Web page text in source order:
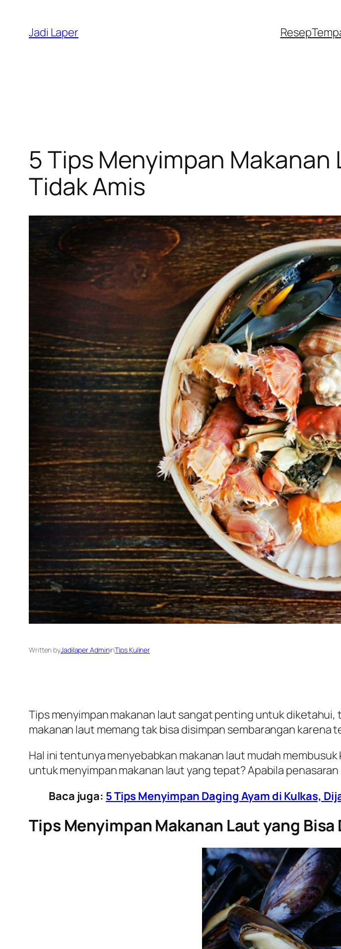
content
Jadi Laper Resep
5 Tips Menyimpan Makanan
Tidak Amis
Written byJadilaper AdmininTips Kuliner
Tips menyimpan makanan laut sangat penting untuk
makanan laut memang tak bisa disimpan sembarangan karena
Hal ini tentunya menyebabkan makanan laut mudah
untuk menyimpan makanan laut yang tepat? Apabila
Baca juga: 5 Tips Menyimpan Daging Ayam di Kulkas,
Tips Menyimpan Makanan Laut yang